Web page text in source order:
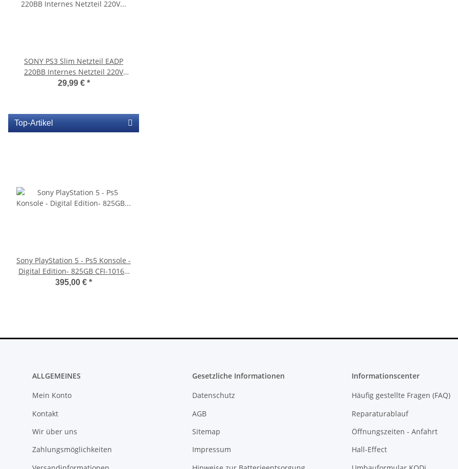
SONY PS3 Slim Netzteil EADP
220BB Internes Netzteil 220V
gebraucht
29,99 € *
Top-Artikel
Sony PlayStation 5 - Ps5 Konsole -
Digital Edition- 825GB CFI-1016B
gebraucht
395,00 € *
ALLGEMEINES
Mein Konto
Kontakt
Wir über uns
Zahlungsmöglichkeiten
Gesetzliche Informationen
Datenschutz
AGB
Sitemap
Impressum
Informationscenter
Häufig gestellte Fragen (FAQ)
Reparaturablauf
Öffnungszeiten - Anfahrt
Hall-Effect